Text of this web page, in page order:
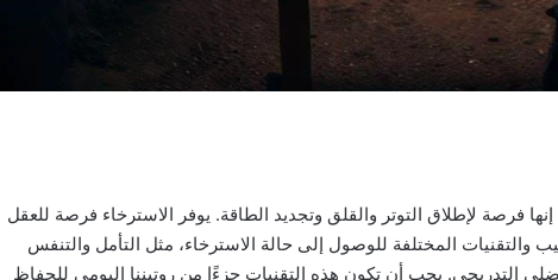
فرصة لإطلاق التوتر والقلق وتجديد الطاقة. يوفر الاسترخاء فرصة للعقل
والتقنيات المختلفة للوصول إلى حالة الاسترخاء، مثل التأمل والتنفس
التدريجي. يجب أن تكون هذه التقنيات جزءًا من روتيننا اليومي للحفاظ